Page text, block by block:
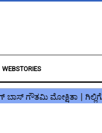
WEBSTORIES